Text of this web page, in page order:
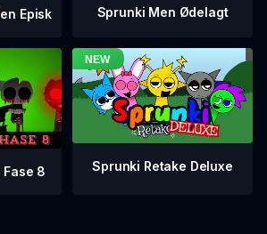
Episk Sprunki Men Ødelagt
8 Sprunki Retake Deluxe